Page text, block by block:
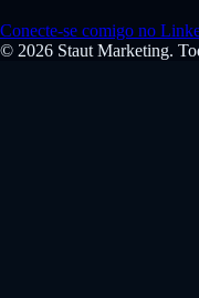
Conecte-se comigo no
© 2026 Staut Marketing.